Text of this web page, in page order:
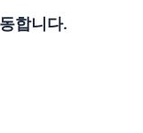
합니다.